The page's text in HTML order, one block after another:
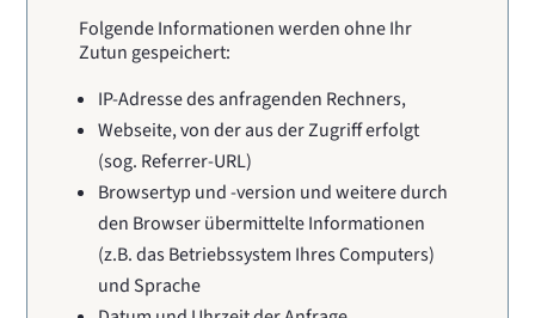
Folgende Informationen werden ohne Ihr
Zutun gespeichert:
IP-Adresse des anfragenden Rechners,
Webseite, von der aus der Zugriff erfolgt
(sog. Referrer-URL)
Browsertyp und -version und weitere durch
den Browser übermittelte Informationen
(z.B. das Betriebssystem Ihres Computers)
und Sprache